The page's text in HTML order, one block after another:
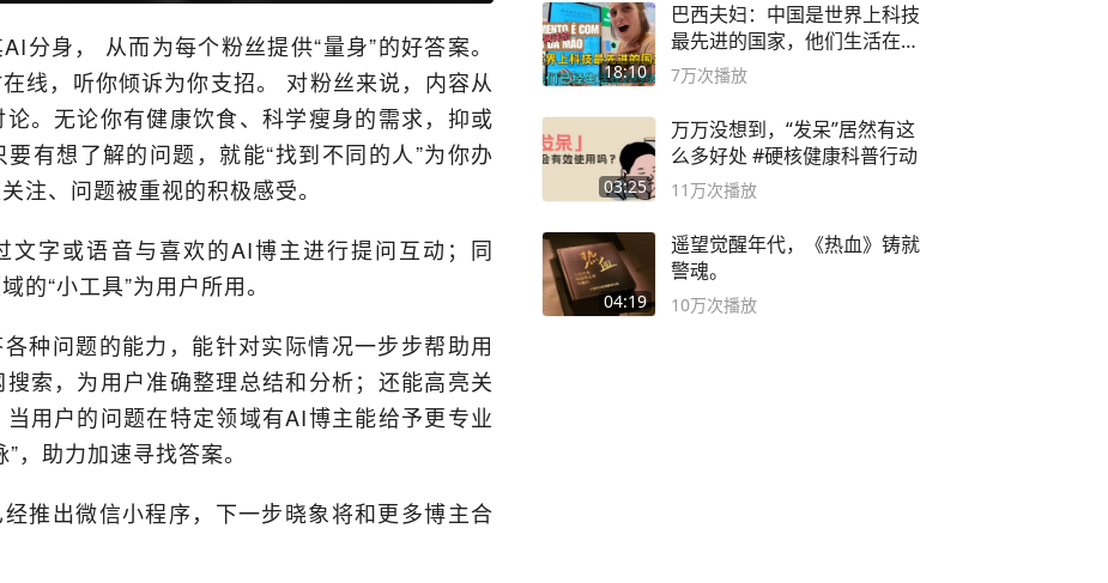
分身， 从而为每个粉丝提供“量身”的好答案。
线，听你倾诉为你支招。 对粉丝来说，内容从
。无论你有健康饮食、科学瘦身的需求，抑或
有想了解的问题，就能“找到不同的人”为你办
注、问题被重视的积极感受。
文字或语音与喜欢的AI博主进行提问互动；同
的“小工具”为用户所用。
种问题的能力，能针对实际情况一步步帮助用
索，为用户准确整理总结和分析；还能高亮关
用户的问题在特定领域有AI博主能给予更专业
，助力加速寻找答案。
推出微信小程序，下一步晓象将和更多博主合
18:10
巴西夫妇：中国是世界上科技
最先进的国家，他们生活在
2999年
7万次播放
03:25
万万没想到，“发呆”居然有这
么多好处 #硬核健康科普行动
11万次播放
04:19
遥望觉醒年代，《热血》铸就
警魂。
10万次播放